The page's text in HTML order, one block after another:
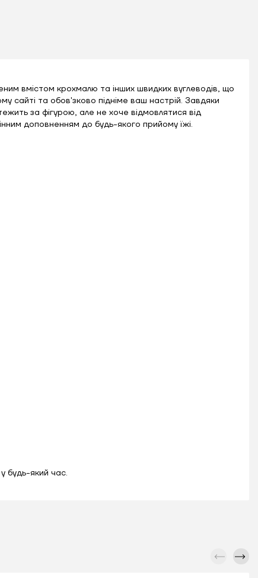
вмістом крохмалю та інших швидких вуглеводів, що
сайті та обов'зково підніме ваш настрій. Завдяки
за фігурою, але не хоче відмовлятися від
доповненням до будь-якого прийому їжі.
будь-який час.